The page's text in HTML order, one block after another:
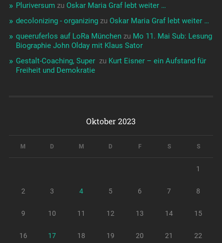
Pluriversum zu Oskar Maria Graf lebt weiter …
decolonizing - organizingzu Oskar Maria Graf lebt weiter …
queeruferlos auf LoRa Münchenzu Mo 11. Mai Sub: Lesung
Biographie John Olday mit Klaus Sator
Gestalt-Coaching, Super ️‍ zu Kurt Eisner – ein Aufstand für
Freiheit und Demokratie
Oktober 2023
M D M D F S S
1
2 3 4 5 6 7 8
9 10 11 12 13 14 15
16 17 18 19 20 21 22